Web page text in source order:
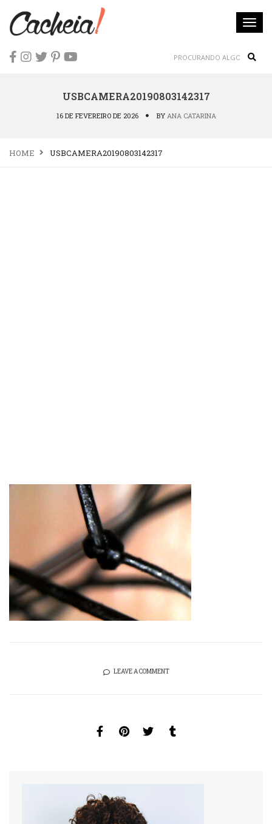
USBCAMERA20190803142317
16 DE FEVEREIRO DE 2026 BY ANA CATARINA
HOME USBCAMERA20190803142317
LEAVE A COMMENT